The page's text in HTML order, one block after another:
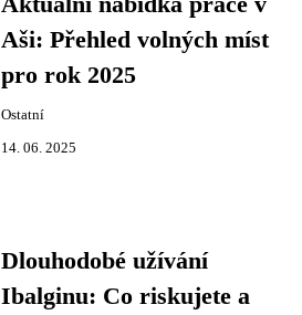
Aši: Přehled volných míst
pro rok 2025
Ostatní
14. 06. 2025
Dlouhodobé užívání
Ibalginu: Co riskujete a